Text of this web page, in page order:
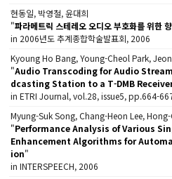
현동일, 박영철, 윤대희
"파라메트릭 스테레오 오디오 부호화를 위한
in 2006년도 추계종합학술발표회, 2006
Kyoung Ho Bang, Young-Cheol Park,
"Audio Transcoding for Audio
dcasting Station to a T-DMB
in ETRI Journal, vol.28, issue5, pp.664-
Myung-Suk Song, Chang-Heon Lee,
"Performance Analysis of Various
Enhancement Algorithms for
ion"
in INTERSPEECH, 2006